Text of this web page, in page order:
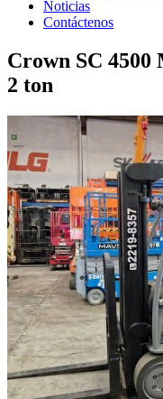
Noticias
Contáctenos
Crown SC 4500
2 ton